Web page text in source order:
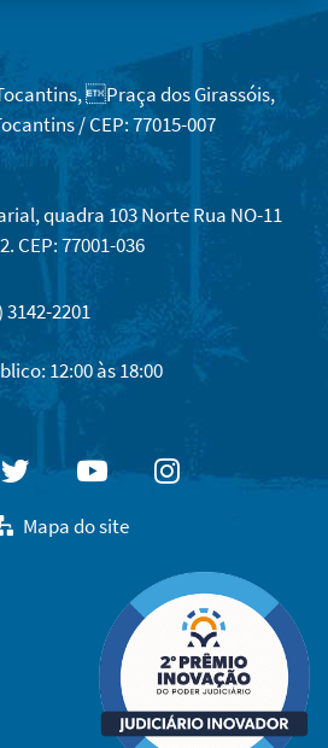
Praça dos Girassóis,
/ CEP: 77015-007
quadra 103 Norte Rua NO-11
CEP: 77001-036
3142-2201
12:00 às 18:00
TwitterYoutubeInstagram
Mapa do site